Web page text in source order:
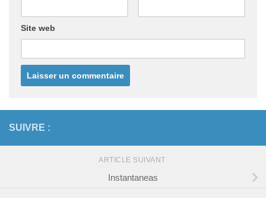
Site web
SUIVRE :
ARTICLE SUIVANT
Instantaneas